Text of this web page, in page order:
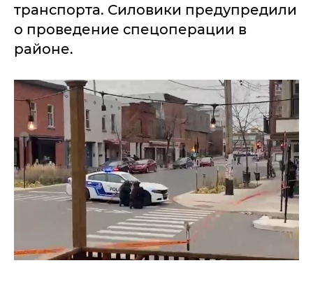
транспорта. Силовики предупредили
о проведение спецоперации в
районе.